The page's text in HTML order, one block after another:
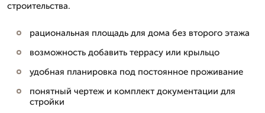
строительства.
рациональная площадь для дома без второго этажа
возможность добавить террасу или крыльцо
удобная планировка под постоянное проживание
понятный чертеж и комплект документации для
стройки